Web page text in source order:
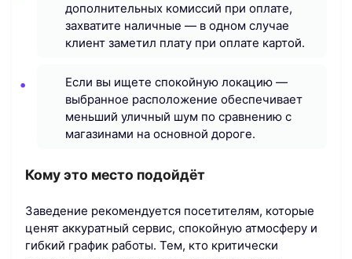
дополнительных комиссий при оплате,
захватите наличные — в одном случае
клиент заметил плату при оплате картой.
Если вы ищете спокойную локацию —
выбранное расположение обеспечивает
меньший уличный шум по сравнению с
магазинами на основной дороге.
Кому это место подойдёт
Заведение рекомендуется посетителям, которые
ценят аккуратный сервис, спокойную атмосферу и
гибкий график работы. Тем, кто критически